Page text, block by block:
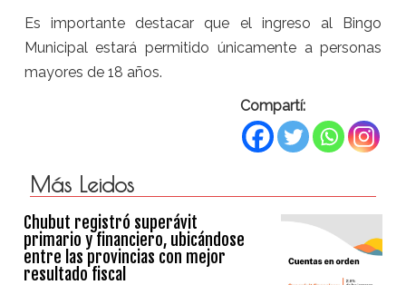
Es importante destacar que el ingreso al Bingo
Municipal estará permitido únicamente a personas
mayores de 18 años.
Compartí:
Más Leidos
Chubut registró superávit
primario y financiero, ubicándose
entre las provincias con mejor
resultado fiscal